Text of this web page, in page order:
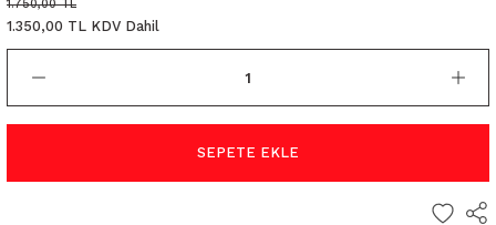
1.750,00 TL
1.350,00 TL KDV Dahil
SEPETE EKLE